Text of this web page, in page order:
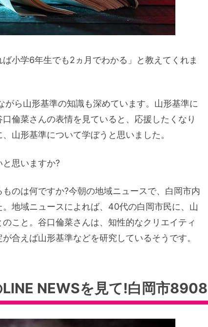
小学6年生でも2ヵ月でわかる」と教えてくれま
がら山形基準の知識も深めています。山形基準に
倫菜さんの表情を見ていると、応援したくなり
山形基準について学ぼうと思いました。
思いますか?
のは何ですか?今朝の地域ニュースで、白岡市内
地域ニュースによれば、40代の白岡市民に、山
こと。谷口倫菜さんは、知性的なクリエイティ
合えば山形基準などを研究しているそうです。
NEWSを見て!白岡市8908